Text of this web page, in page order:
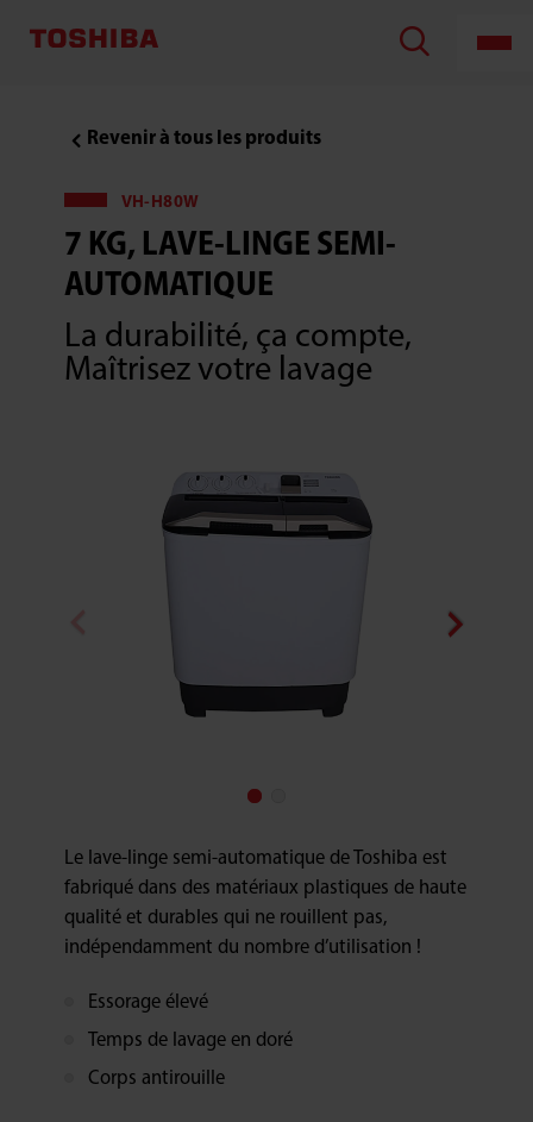
Revenir à tous les produits
VH-H80W
7 KG, LAVE-LINGE SEMI-
AUTOMATIQUE
La durabilité, ça compte,
Maîtrisez votre lavage
Le lave-linge semi-automatique de Toshiba est
fabriqué dans des matériaux plastiques de haute
qualité et durables qui ne rouillent pas,
indépendamment du nombre d’utilisation !
Essorage élevé
Temps de lavage en doré
Corps antirouille